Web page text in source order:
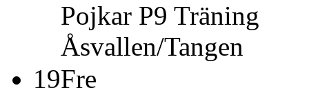
Pojkar P9 Träning
Åsvallen/Tangen
19Fre